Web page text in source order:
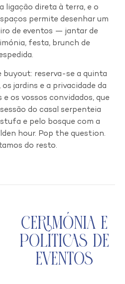
ligação direta à terra, e o
permite desenhar um
de eventos — jantar de
festa, brunch de
buyout: reserva-se a quinta
jardins e a privacidade da
os vossos convidados, que
do casal serpenteia
e pelo bosque com a
hour. Pop the question.
do resto.
Cerimónia e
Políticas de
Eventos